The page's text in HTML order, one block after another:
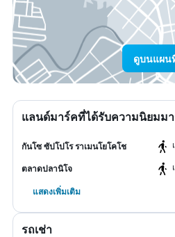
ดูบนแผน
แลนด์มาร์คที่ได้รับความนิยมม
กันโซ ซัปโปโร ราเมนโยโคโช
ตลาดปลานิโจ
แสดงเพิ่มเติม
รถเช่า